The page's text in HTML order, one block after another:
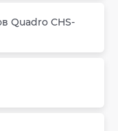
Quadro CHS-